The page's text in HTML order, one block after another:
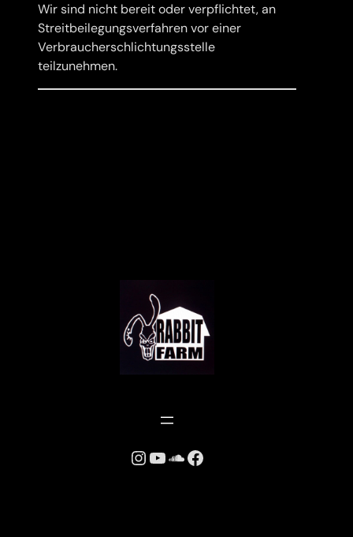
Wir sind nicht bereit oder verpflichtet, an
Streitbeilegungsverfahren vor einer
Verbraucherschlichtungsstelle
teilzunehmen.
InstagramYouTube SoundCloud Facebook